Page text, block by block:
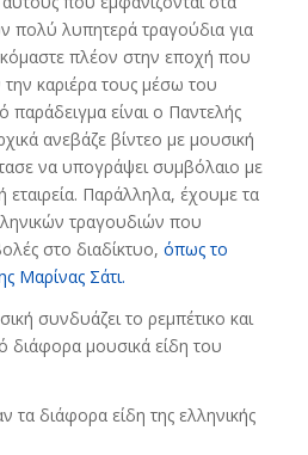
πολύ λυπητερά τραγούδια για
πλέον στην εποχή που
την καριέρα τους μέσω του
είναι ο Παντελής
ανεβάζε βίντεο με μουσική
να υπογράψει συμβόλαιο με
εταιρεία. Παράλληλα, έχουμε τα
τραγουδιών που
στο διαδίκτυο, όπως το
Μαρίνας Σάτι.
συνδυάζει το ρεμπέτικο και
διάφορα μουσικά είδη του
τα διάφορα είδη της ελληνικής